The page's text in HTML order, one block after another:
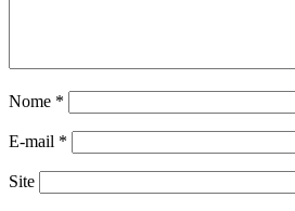
Nome *
E-mail *
Site